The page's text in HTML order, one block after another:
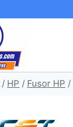
/ HP / Fusor HP /